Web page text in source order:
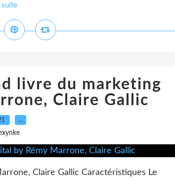
suite
livre du marketing
Claire Gallic
…
Claire Gallic Caractéristiques Le